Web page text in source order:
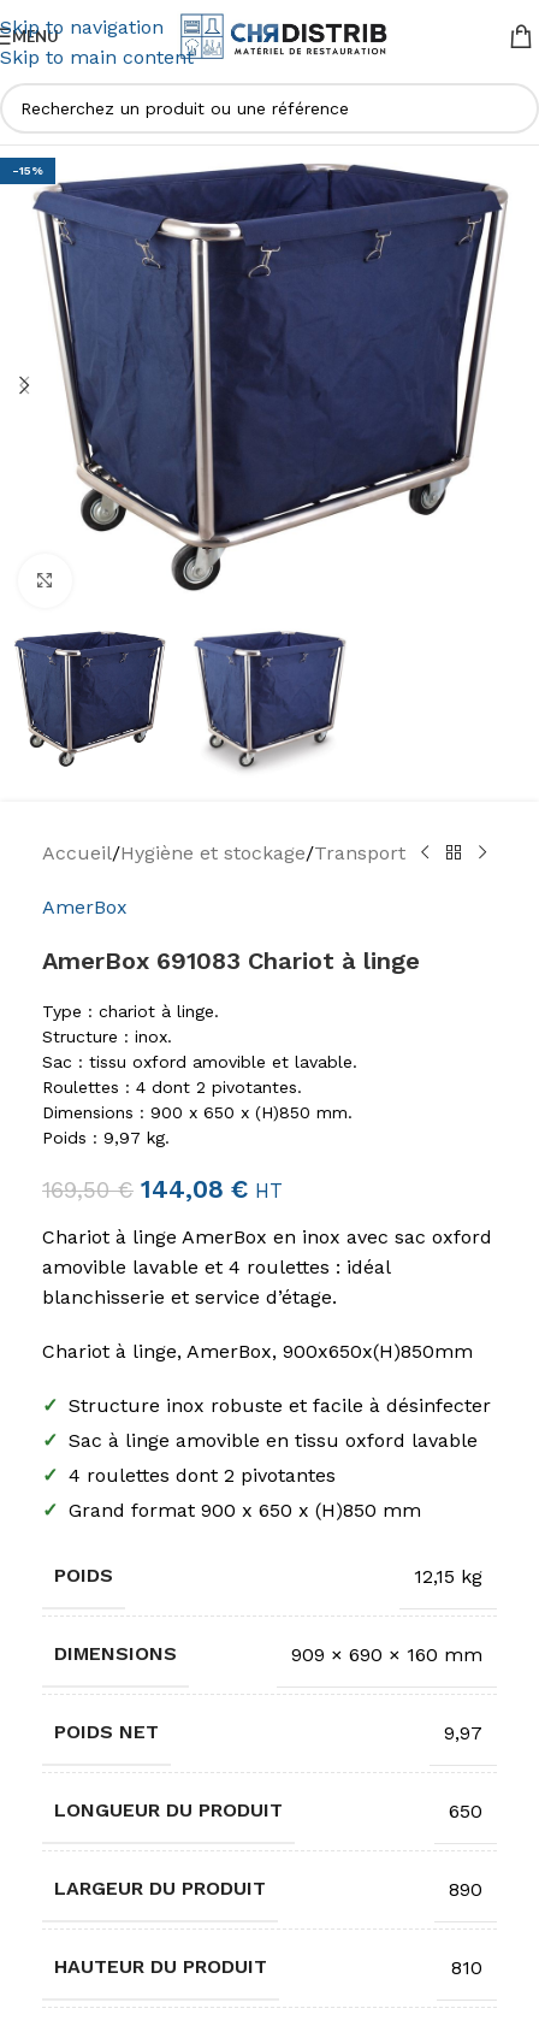
Skip to navigation
Skip to main content
MENU
-15%
Accueil/Hygiène et stockage/Transport
AmerBox
AmerBox 691083 Chariot à linge
Type : chariot à linge.
Structure : inox.
Sac : tissu oxford amovible et lavable.
Roulettes : 4 dont 2 pivotantes.
Dimensions : 900 x 650 x (H)850 mm.
Poids : 9,97 kg.
169,50€ 144,08 € HT
Chariot à linge AmerBox en inox avec sac oxford
amovible lavable et 4 roulettes : idéal
blanchisserie et service d’étage.
Chariot à linge, AmerBox, 900x650x(H)850mm
✓ Structure inox robuste et facile à désinfecter
✓ Sac à linge amovible en tissu oxford lavable
✓ 4 roulettes dont 2 pivotantes
✓ Grand format 900 x 650 x (H)850 mm
POIDS 12,15 kg
DIMENSIONS 909 × 690 × 160 mm
POIDS NET 9,97
LONGUEUR DU PRODUIT 650
LARGEUR DU PRODUIT 890
HAUTEUR DU PRODUIT 810